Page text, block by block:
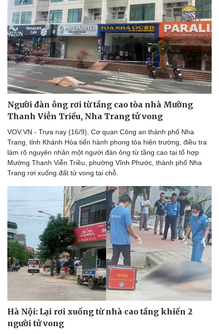
Văn hóa
Sân khấu - Điện ảnh
Văn học
Di sản
Giải trí
Nghệ sĩ
Thời trang
Người đàn ông rơi từ tầng cao tòa nhà Mường
Thanh Viễn Triều, Nha Trang tử vong
VOV.VN - Trưa nay (16/9), Cơ quan Công an thành phố Nha
Trang, tỉnh Khánh Hòa tiến hành phong tỏa hiện trường, điều tra
làm rõ nguyên nhân một người đàn ông từ tầng cao tại tổ hợp
Mường Thanh Viễn Triều, phường Vĩnh Phước, thành phố Nha
Trang rơi xuống đất tử vong tại chỗ.
Hà Nội: Lại rơi xuống từ nhà cao tầng khiến 2
người tử vong